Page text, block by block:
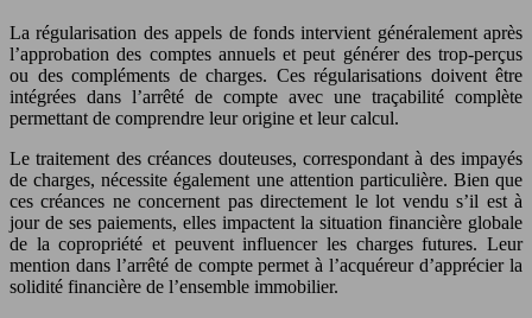
La régularisation des appels de fonds intervient généralement après
l’approbation des comptes annuels et peut générer des trop-perçus
ou des compléments de charges. Ces régularisations doivent être
intégrées dans l’arrêté de compte avec une traçabilité complète
permettant de comprendre leur origine et leur calcul.
Le traitement des créances douteuses, correspondant à des impayés
de charges, nécessite également une attention particulière. Bien que
ces créances ne concernent pas directement le lot vendu s’il est à
jour de ses paiements, elles impactent la situation financière globale
de la copropriété et peuvent influencer les charges futures. Leur
mention dans l’arrêté de compte permet à l’acquéreur d’apprécier la
solidité financière de l’ensemble immobilier.